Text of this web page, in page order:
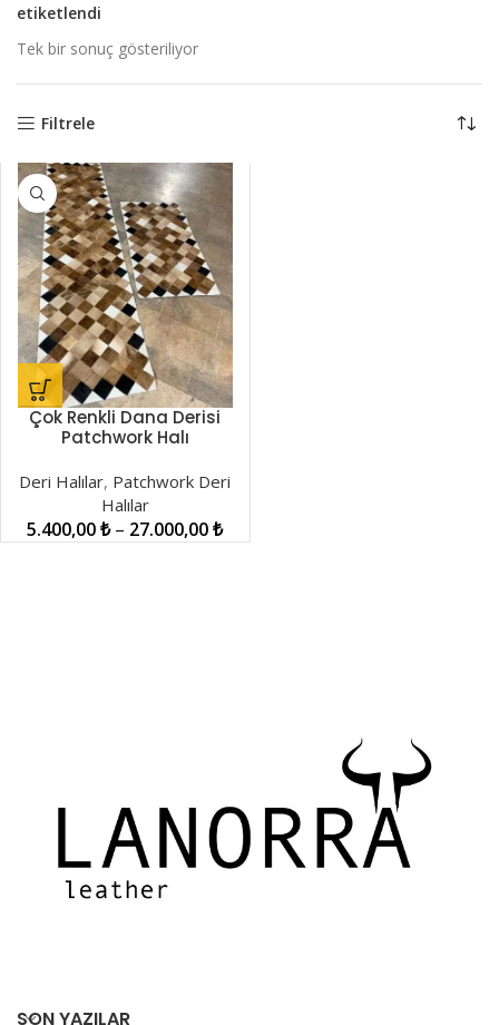
etiketlendi
Tek bir sonuç gösteriliyor
Filtrele
Çok Renkli Dana Derisi
Patchwork Halı
Deri Halılar, Patchwork Deri
Halılar
5.400,00₺ – 27.000,00₺
SON YAZILAR